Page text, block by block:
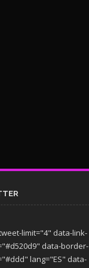
limit="4" data-link-
data-border-
lang="ES" data-